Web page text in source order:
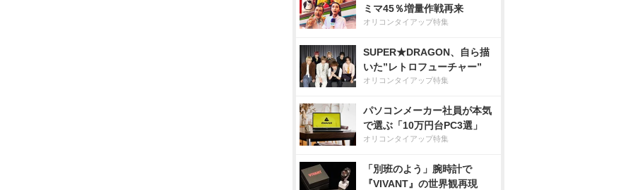
ミマ45％増量作戦再来
オリコンタイアップ特集
SUPER★DRAGON、自ら描
いた”レトロフューチャー”
オリコンタイアップ特集
パソコンメーカー社員が本気
で選ぶ「10万円台PC3選」
オリコンタイアップ特集
「別班のよう」腕時計で
『VIVANT』の世界観再現